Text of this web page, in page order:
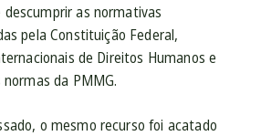
descumprir as normativas
pela Constituição Federal,
de Direitos Humanos e
da PMMG.
o mesmo recurso foi acatado